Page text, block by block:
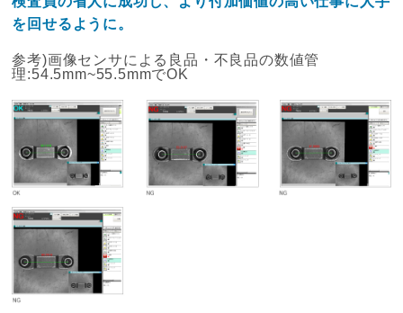
を回せるように。
参考)画像センサによる良品・不良品の数値管
理:54.5mm~55.5mmでOK